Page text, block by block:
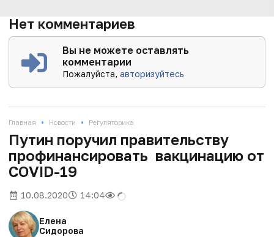
Нет комментариев
Вы не можете оставлять
комментарии
Пожалуйста,авторизуйтесь
Главная • Новости • Регуляторика
Путин поручил правительству
профинансировать вакцинацию от
COVID-19
10.08.2020 14:04
Елена
Сидорова